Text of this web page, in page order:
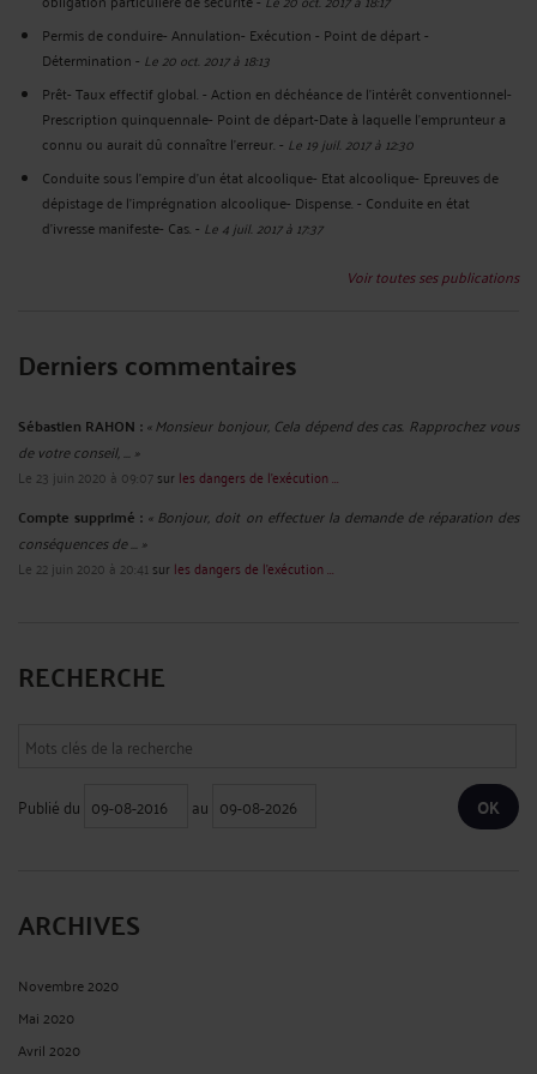
Permis de conduire- Annulation- Exécution - Point de départ -
Détermination- Le 20 oct. 2017 à 18:13
Prêt- Taux effectif global. - Action en déchéance de l’intérêt conventionnel-
Prescription quinquennale- Point de départ-Date à laquelle l’emprunteur a
connu ou aurait dû connaître l’erreur.- Le 19 juil. 2017 à 12:30
Conduite sous l’empire d’un état alcoolique- Etat alcoolique- Epreuves de
dépistage de l’imprégnation alcoolique- Dispense. - Conduite en état
d’ivresse manifeste- Cas.- Le 4 juil. 2017 à 17:37
Voir toutes ses publications
Derniers commentaires
Sébastien RAHON : « Monsieur bonjour, Cela dépend des cas. Rapprochez vous
de votre conseil, ... »
Le 23 juin 2020 à 09:07sur les dangers de l'exécution ...
Compte supprimé : « Bonjour, doit on effectuer la demande de réparation des
conséquences de ... »
Le 22 juin 2020 à 20:41 sur les dangers de l'exécution ...
RECHERCHE
Publié du au
ARCHIVES
Novembre 2020
Mai 2020
Avril 2020